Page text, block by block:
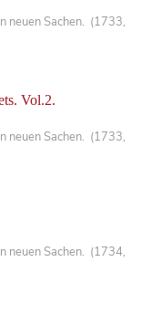
neuen Sachen. (1733,
Vol.2.
neuen Sachen. (1733,
neuen Sachen. (1734,